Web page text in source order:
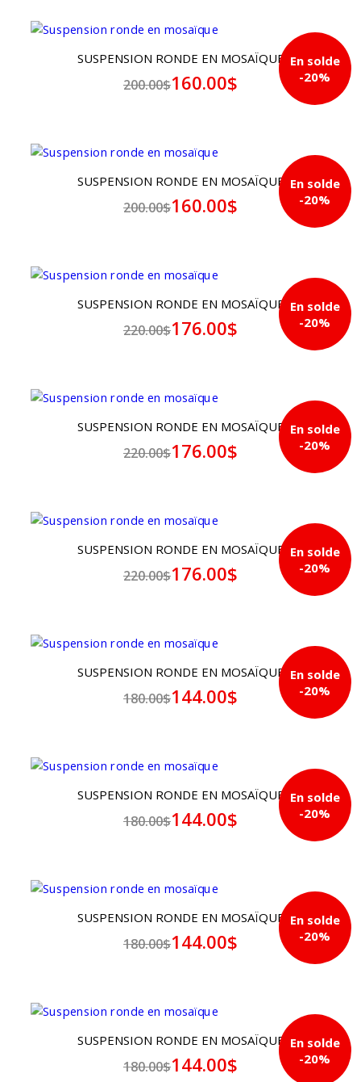
En solde
-20%
SUSPENSION RONDE EN MOSAÏQUE
200.00$160.00$
En solde
-20%
SUSPENSION RONDE EN MOSAÏQUE
200.00$160.00$
En solde
-20%
SUSPENSION RONDE EN MOSAÏQUE
220.00$176.00$
En solde
-20%
SUSPENSION RONDE EN MOSAÏQUE
220.00$176.00$
En solde
-20%
SUSPENSION RONDE EN MOSAÏQUE
220.00$176.00$
En solde
-20%
SUSPENSION RONDE EN MOSAÏQUE
180.00$144.00$
En solde
-20%
SUSPENSION RONDE EN MOSAÏQUE
180.00$144.00$
En solde
-20%
SUSPENSION RONDE EN MOSAÏQUE
180.00$144.00$
En solde
-20%
SUSPENSION RONDE EN MOSAÏQUE
180.00$144.00$